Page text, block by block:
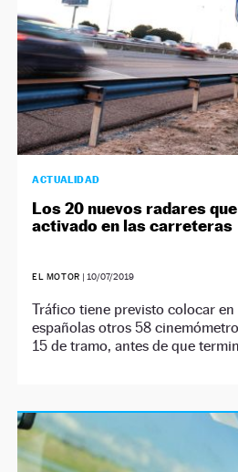
ACTUALIDAD
Los 20 nuevos radares que
activado en las carreteras
EL MOTOR | 10/07/2019
Tráfico tiene previsto colocar en
españolas otros 58
15 de tramo, antes de que